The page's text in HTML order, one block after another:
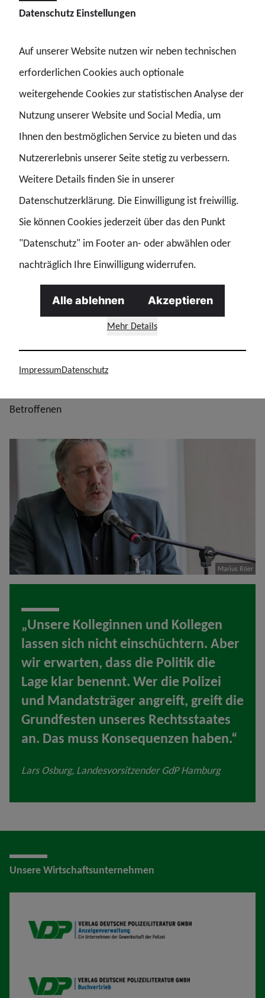
Osburg ordnet die Taten ein: „Diese Angriffe sollen
Forderungen der GdP – klar und ohne
Relativierung
Maximaler Ermittlungsdruck — die Justiz muss alle
Konsequente Strafverfolgung — keine Deals, keine
Einstellungen, keine politischen Ausreden
ohne „aber“
Betroffenen
Marius Röer
„Unsere Kolleginnen und Kollegen
lassen sich nicht einschüchtern. Aber
wir erwarten, dass die Politik die
Lage klar benennt. Wer die Polizei
und Mandatsträger angreift, greift die
Grundfesten unseres Rechtsstaates
an. Das muss Konsequenzen haben.“
Lars Osburg, Landesvorsitzender GdP Hamburg
Unsere Wirtschaftsunternehmen
VDP AV
VDP B
Datenschutz Einstellungen
Auf unserer Website nutzen wir neben technischen
erforderlichen Cookies auch optionale
weitergehende Cookies zur statistischen Analyse der
Nutzung unserer Website und Social Media, um
Ihnen den bestmöglichen Service zu bieten und das
Nutzererlebnis unserer Seite stetig zu verbessern.
Weitere Details finden Sie in unserer
Datenschutzerklärung. Die Einwilligung ist freiwillig.
Sie können Cookies jederzeit über das den Punkt
"Datenschutz" im Footer an- oder abwählen oder
nachträglich Ihre Einwilligung widerrufen.
Mehr Details
Alle ablehnen Akzeptieren
ImpressumDatenschutz